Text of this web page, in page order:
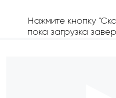
Нажмите кнопку
пока загрузка